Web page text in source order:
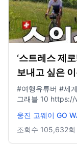
‘스트레스 제
보내고 싶은
#여행유튜버 #세계여행 #스
그래블 10
너 캡
https://
웅진 고웨이 GO
조회수 105,632회